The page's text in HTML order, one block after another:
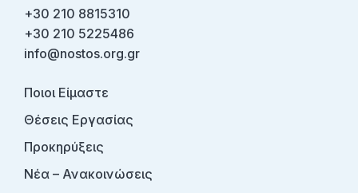
+30 210 8815310
+30 210 5225486
info@nostos.org.gr
Ποιοι Είμαστε
Θέσεις Εργασίας
Προκηρύξεις
Νέα – Ανακοινώσεις